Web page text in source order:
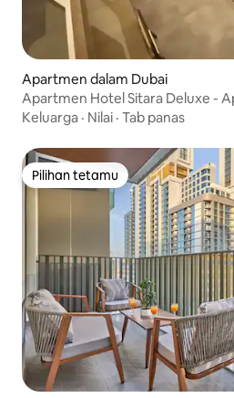
Apartmen dalam Dubai
Apartmen Hotel Sitara Deluxe -
Keluarga · Nilai · Tab panas
Pilihan tetamu
Pilihan tetamu